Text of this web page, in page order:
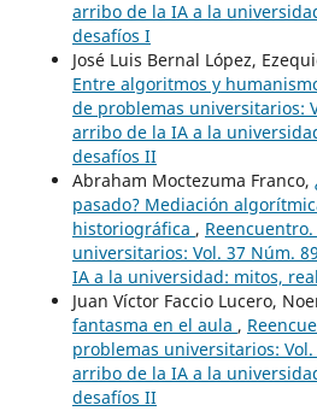
arribo de la IA a la
desafíos I
José Luis Bernal López,
Entre algoritmos y
de problemas universitarios:
arribo de la IA a la
desafíos II
Abraham Moctezuma Franco,
pasado? Mediación
historiográfica ,
universitarios: Vol. 37 Núm.
IA a la universidad: mitos,
Juan Víctor Faccio Lucero,
fantasma en el aula ,
problemas universitarios: Vol.
arribo de la IA a la
desafíos II